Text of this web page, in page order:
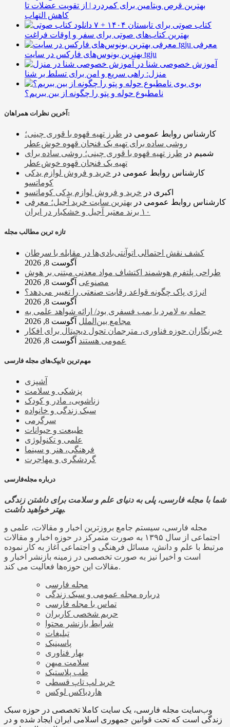
بهترین قرص ویتامین برای کمردرد | از تقویت عضلات تا
کاهش التهاب
۷ کتاب صوتی برای تابستان ۱۴۰۴ +
بهترین کتاب‌های صوتی برای سفر و اوقات فراغت
معرفی
بهترین بونوس‌های فارکس در سایت tgju
آموزش خصوصی شنا در
منزل: راهی سریع و امن برای تسلط بر شنا
بوی
نامطبوع حوله و پتو را چگونه از بین ببریم؟
آخرین نظرات همراهان:
کارشناس روابط عمومی در طرز تهیه قهوه با قوری چینی؛
روشی ساده برای تهیه یک فنجان قهوه خوش‌عطر
شمیم در طرز تهیه قهوه با قوری چینی؛ روشی ساده برای
تهیه یک فنجان قهوه خوش‌عطر
کارشناس روابط عمومی در خرید و فروش لوازم یدکی
کوماتسو
اکبری در خرید و فروش لوازم یدکی کوماتسو
کارشناس روابط عمومی در بهترین سایت خرید آجیل؛ معرفی
۱۰ برند معتبر آجیل و خشکبار در ایران
تازه ترین مطالب مجله
کشف نقش احتمالی اتوآنتی‌بادی‌ها در مقابله با سرطان
آگوست 8, 2026
طراحی پلتفرم هوشمند اکتشاف مواد معدنی مبتنی بر هوش
مصنوعی آگوست 8, 2026
انرژی پاک چگونه قواعد رقابت صنعتی را تغییر می‌دهد؟
آگوست 8, 2026
حمله به لامرد با بمب فسفری بود/ ارائه شواهد علمی به
مجامع بین‌الملل آگوست 8, 2026
خبرنگاران حوزه فناوری، مترجمان تحول دیجیتال برای افکار
عمومی هستند آگوست 8, 2026
مهم‌ترین تایپک‌های مجله فارسی
آشپزی
پزشکی و سلامت
زناشویی، مادر و کودک
سبک زندگی و خانواده
سرگرمی
طبیعت و حیوانات
علمی و تکنولوژی
فرهنگی، هنر و سینما
گردشگری و مهاجرت
درباره مجله‌فارسی
شما با مجله فارسی، پلی به دنیای علم و سلامت برای داشتن زندگی
بهتر خواهید داشت.
مجله فارسی، سیستم جامع بروزترین اخبار و مقالات، علمی و
اجتماعی از سال ۱۳۹۵ به صورت متمرکز در حوزه اخبار و مقالات
مرتبط با علم و دانش، مسائل فرهنگی و اجتماعی آغاز به کار نموده
است و اخیرا نیز به صورت تخصصی در زمینه بازنشر اخبار و
مقالات این حوزه‌ها فعالیت می کند.
مجله فارسی
درباره مجله عمومی و سبک زندگی
تماس با مجله فارسی
حریم شخصی کاربران
شرایط بازنشر محتوا
تبلیغات
پاسینیک
بهار فناوری
سلامت میهن
طب پلاستیک
خرید لپ تاپ قسطی
هاردباکس لوکس
وب‌سایت مجله فارسی، یک سایت کاملا تخصصی در حوزه سبک
زندگی است که تحت قوانین جمهوری اسلامی ایران ایجاد شده و در